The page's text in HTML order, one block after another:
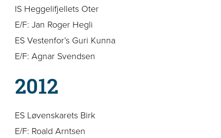
IS Heggelifjellets Oter
E/F: Jan Roger Hegli
ES Vestenfor’s Guri Kunna
E/F: Agnar Svendsen
2012
ES Løvenskarets Birk
E/F: Roald Arntsen